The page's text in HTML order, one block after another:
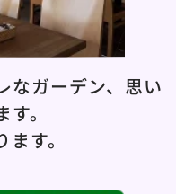
なガーデン、思い
。
す。